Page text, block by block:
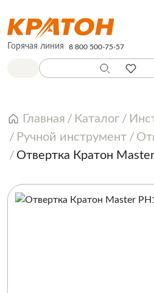
Горячая линия 8 800 500-75-57
Главная Каталог
Ручной инструмент
Отвертка Кратон